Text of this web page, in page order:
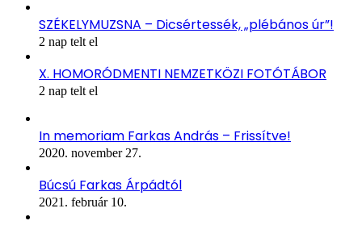
SZÉKELYMUZSNA – Dicsértessék, „plébános úr”!
2 nap telt el
X. HOMORÓDMENTI NEMZETKÖZI FOTÓTÁBOR
2 nap telt el
In memoriam Farkas András – Frissítve!
2020. november 27.
Búcsú Farkas Árpádtól
2021. február 10.